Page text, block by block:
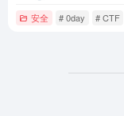
安全 # 0day # CTF